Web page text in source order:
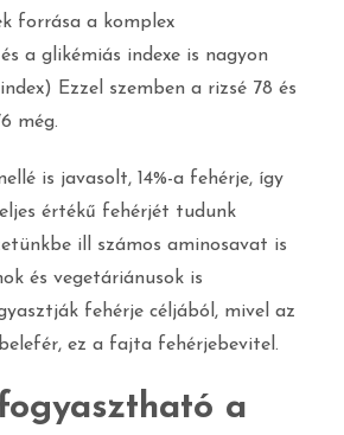
forrása a komplex
a glikémiás indexe is nagyon
Ezzel szemben a rizsé 78 és
még.
is javasolt, 14%-a fehérje, így
értékű fehérjét tudunk
ill számos aminosavat is
és vegetáriánusok is
fehérje céljából, mivel az
ez a fajta fehérjebevitel.
a